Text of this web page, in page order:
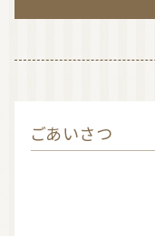
ごあいさつ